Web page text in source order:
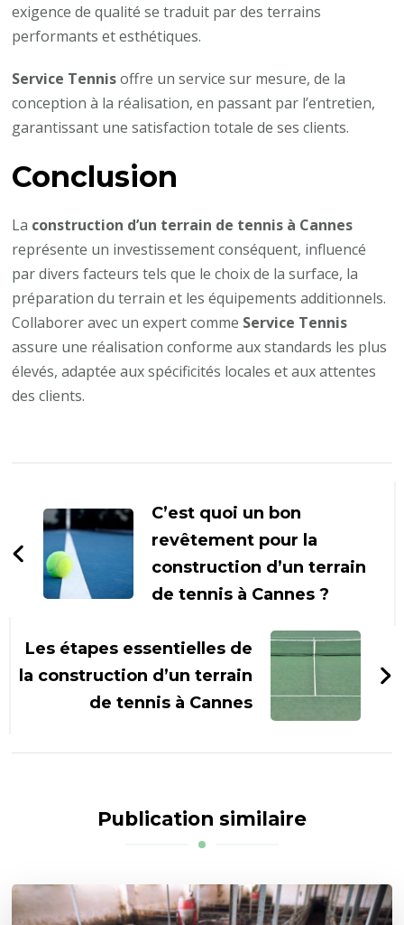
exigence de qualité se traduit par des terrains
performants et esthétiques. ​
Service Tennisoffre un service sur mesure, de la
conception à la réalisation, en passant par l’entretien,
garantissant une satisfaction totale de ses clients. ​
Conclusion
La construction d’un terrain de tennis à Cannes
représente un investissement conséquent, influencé
par divers facteurs tels que le choix de la surface, la
préparation du terrain et les équipements additionnels.
Collaborer avec un expert comme Service Tennis
assure une réalisation conforme aux standards les plus
élevés, adaptée aux spécificités locales et aux attentes
des clients.​
d'article
C’est quoi un bon
revêtement pour la
construction d’un terrain
de tennis à Cannes ?
Les étapes essentielles de
la construction d’un terrain
de tennis à Cannes
Publication similaire